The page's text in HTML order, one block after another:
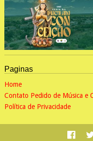
Paginas
Home
Contato Pedido de Música e
Política de Privacidade